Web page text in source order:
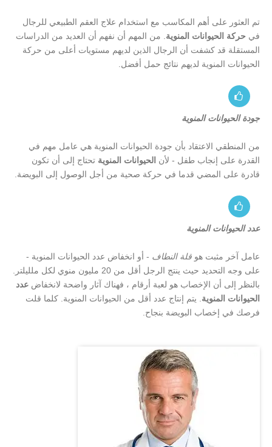
تم العثور على أهم المكاسب مع استخدام علاج العقم الطبيعي للرجال
في حركة الحيوانات المنوية. من المهم أن نفهم أن العديد من الدراسات
المستقلة قد كشفت أن الرجال الذين لديهم مستويات أعلى من حركة
الحيوانات المنوية لديهم نتائج حمل أفضل.
جودة الحيوانات المنوية
من المنطقي الاعتقاد بأن جودة الحيوانات المنوية هي عامل مهم في
القدرة على إنجاب طفل - لأن الحيوانات المنوية تحتاج إلى أن تكون
قادرة على المضي قدما في حركة صحية من أجل الوصول إلى البويضة.
عدد الحيوانات المنوية
عامل آخر مثبت هو قلة النطاف - أو انخفاض عدد الحيوانات المنوية -
على وجه التحديد حيث ينتج الرجل أقل من 20 مليون منوي لكل ملليلتر.
بالنظر إلى أن الإخصاب هو لعبة أرقام ، فهناك آثار واضحة لانخفاض عدد
الحيوانات المنوية. يتم إنتاج عدد أقل من الحيوانات المنوية. كلما قلت
فرصك في إخصاب البويضة بنجاح.